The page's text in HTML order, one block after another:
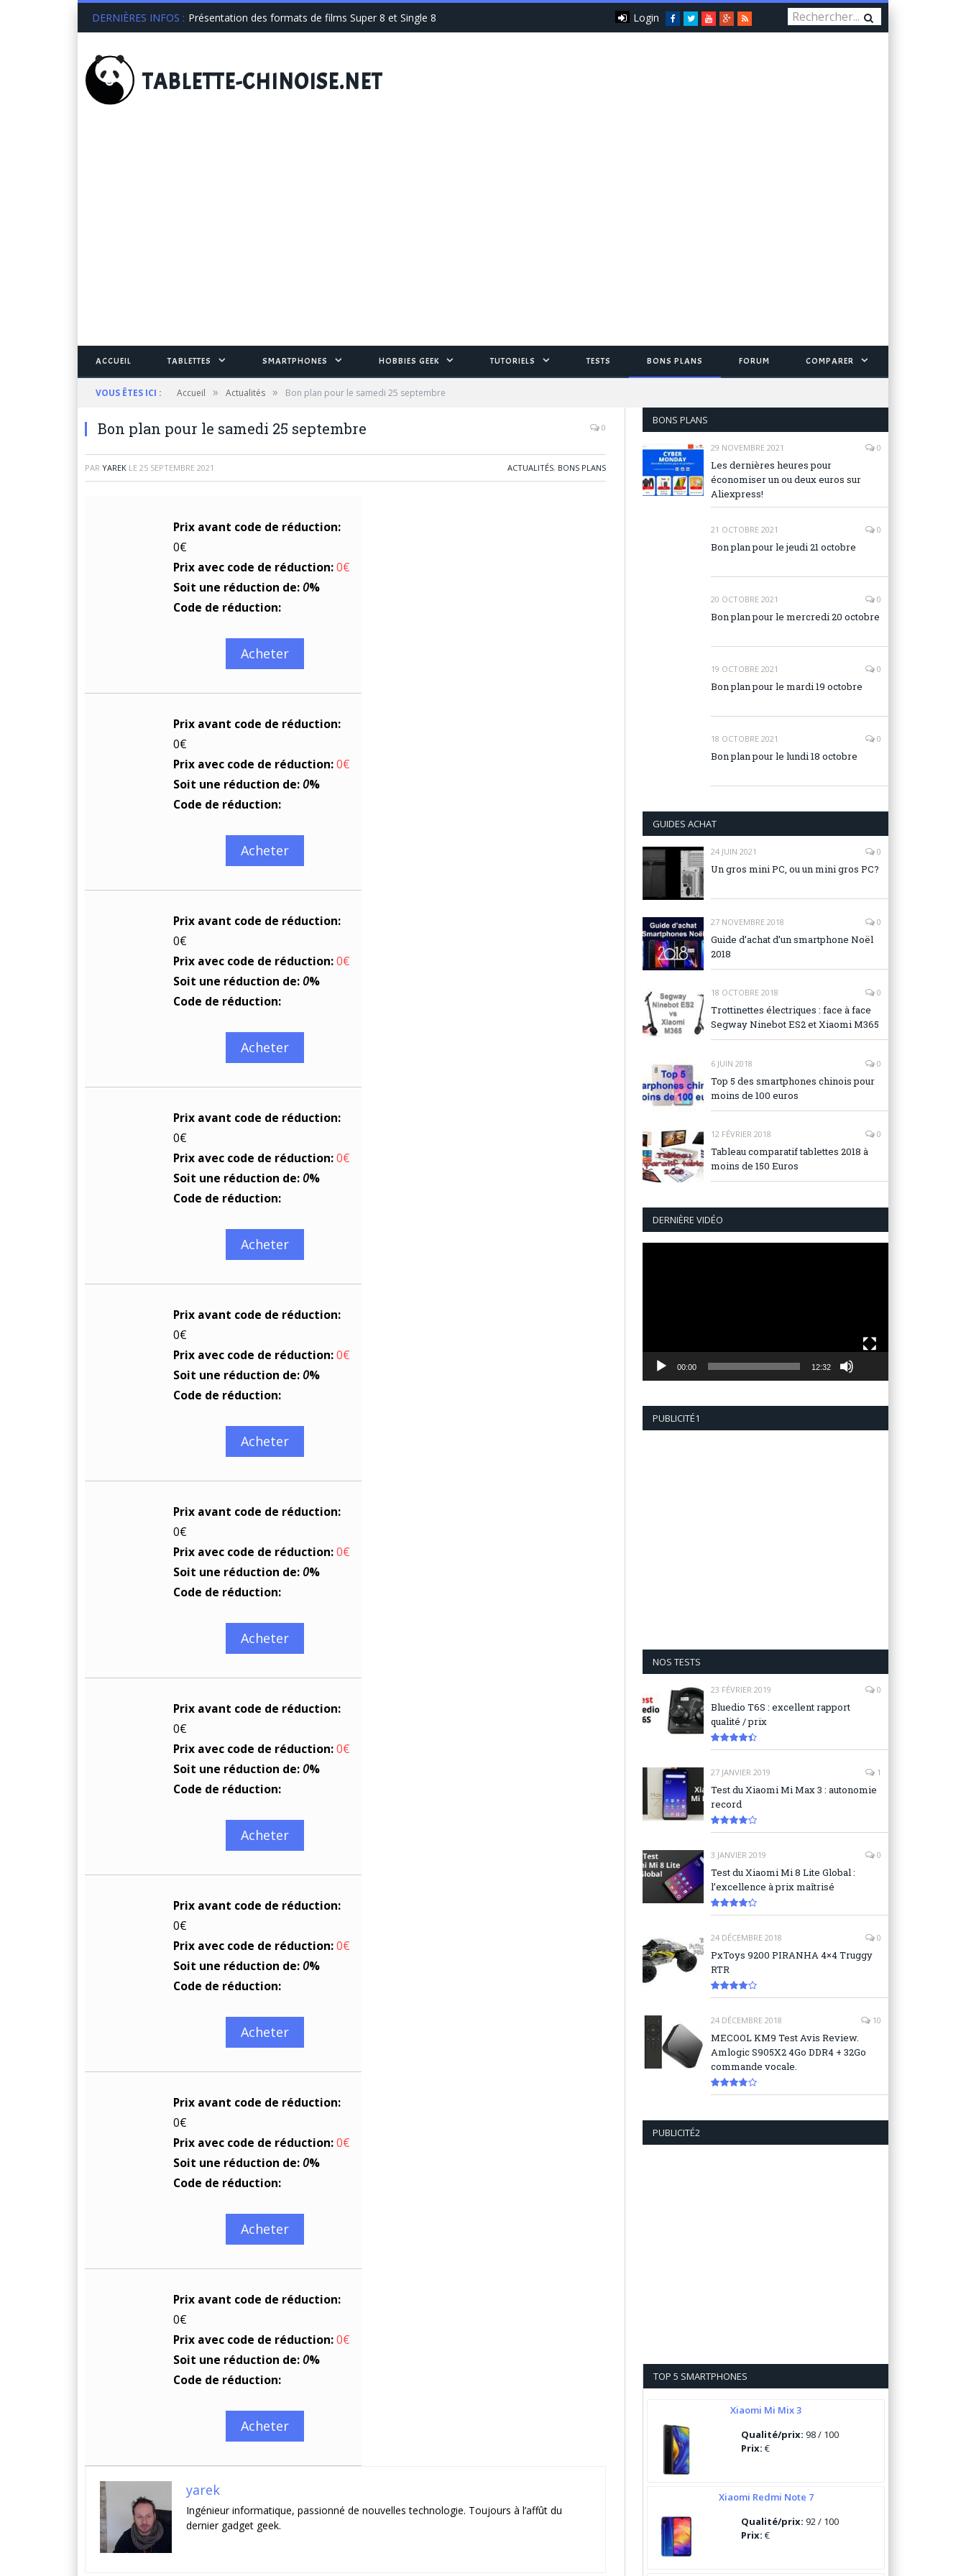
DERNIÈRES INFOS : Présentation des formats de films Super 8 et Single 8 Facebook
TwitterYou
Tube
Google+
RSS
Login
TABLETTE-CHINOISE.NET
ACCUEIL TABLETTES SMARTPHONES HOBBIES GEEK TUTORIELS TESTS BONS PLANS FORUM COMPARER
VOUS ÊTES ICI : Accueil » Actualités » Bon plan pour le samedi 25 septembre
Bon plan pour le samedi 25 septembre 0
PAR YAREK LE 25 SEPTEMBRE 2021 ACTUALITÉS, BONS PLANS
Prix avant code de réduction:
0€
Prix avec code de réduction:0€
Soit une réduction de: 0%
Code de réduction:
Acheter
Prix avant code de réduction:
0€
Prix avec code de réduction:0€
Soit une réduction de: 0%
Code de réduction:
Acheter
Prix avant code de réduction:
0€
Prix avec code de réduction:0€
Soit une réduction de: 0%
Code de réduction:
Acheter
Prix avant code de réduction:
0€
Prix avec code de réduction:0€
Soit une réduction de: 0%
Code de réduction:
Acheter
Prix avant code de réduction:
0€
Prix avec code de réduction:0€
Soit une réduction de: 0%
Code de réduction:
Acheter
Prix avant code de réduction:
0€
Prix avec code de réduction:0€
Soit une réduction de: 0%
Code de réduction:
Acheter
Prix avant code de réduction:
0€
Prix avec code de réduction:0€
Soit une réduction de: 0%
Code de réduction:
Acheter
Prix avant code de réduction:
0€
Prix avec code de réduction:0€
Soit une réduction de: 0%
Code de réduction:
Acheter
Prix avant code de réduction:
0€
Prix avec code de réduction:0€
Soit une réduction de: 0%
Code de réduction:
Acheter
Prix avant code de réduction:
0€
Prix avec code de réduction:0€
Soit une réduction de: 0%
Code de réduction:
Acheter
yarek
Ingénieur informatique, passionné de nouvelles technologie. Toujours à l’affût du
dernier gadget geek.
BONS PLANS
29 NOVEMBRE 2021 0
Les dernières heures pour
économiser un ou deux euros sur
Aliexpress!
21 OCTOBRE 2021 0
Bon plan pour le jeudi 21 octobre
20 OCTOBRE 2021 0
Bon plan pour le mercredi 20 octobre
19 OCTOBRE 2021 0
Bon plan pour le mardi 19 octobre
18 OCTOBRE 2021 0
Bon plan pour le lundi 18 octobre
GUIDES ACHAT
24 JUIN 2021 0
Un gros mini PC, ou un mini gros PC?
27 NOVEMBRE 2018 0
Guide d’achat d’un smartphone Noël
2018
18 OCTOBRE 2018 0
Trottinettes électriques : face à face
Segway Ninebot ES2 et Xiaomi M365
6 JUIN 2018 0
Top 5 des smartphones chinois pour
moins de 100 euros
12 FÉVRIER 2018 0
Tableau comparatif tablettes 2018 à
moins de 150 Euros
DERNIÈRE VIDÉO
00:00 12:32
PUBLICITÉ1
NOS TESTS
23 FÉVRIER 2019 0
Bluedio T6S : excellent rapport
qualité / prix
27 JANVIER 2019 1
Test du Xiaomi Mi Max 3 : autonomie
record
3 JANVIER 2019 0
Test du Xiaomi Mi 8 Lite Global :
l’excellence à prix maîtrisé
24 DÉCEMBRE 2018 0
PxToys 9200 PIRANHA 4×4 Truggy
RTR
24 DÉCEMBRE 2018 10
MECOOL KM9 Test Avis Review.
Amlogic S905X2 4Go DDR4 + 32Go
commande vocale.
PUBLICITÉ2
TOP 5 SMARTPHONES
Xiaomi Mi Mix 3
Qualité/prix:98 / 100
Prix:€
Xiaomi Redmi Note 7
Qualité/prix:92 / 100
Prix:€